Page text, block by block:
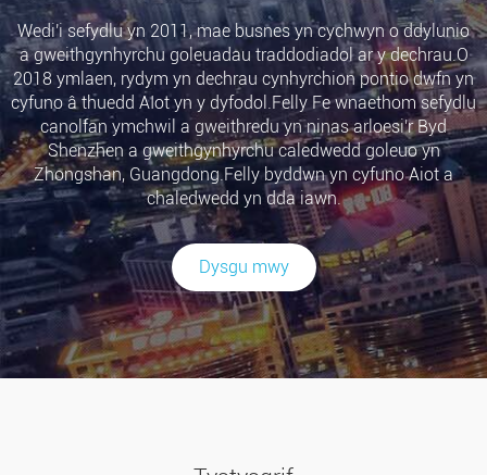
Wedi'i sefydlu yn 2011, mae busnes yn cychwyn o ddylunio
a gweithgynhyrchu goleuadau traddodiadol ar y dechrau.O
2018 ymlaen, rydym yn dechrau cynhyrchion pontio dwfn yn
cyfuno â thuedd AIot yn y dyfodol.Felly Fe wnaethom sefydlu
canolfan ymchwil a gweithredu yn ninas arloesi'r Byd
Shenzhen a gweithgynhyrchu caledwedd goleuo yn
Zhongshan, Guangdong.Felly byddwn yn cyfuno Aiot a
chaledwedd yn dda iawn.
Dysgu mwy